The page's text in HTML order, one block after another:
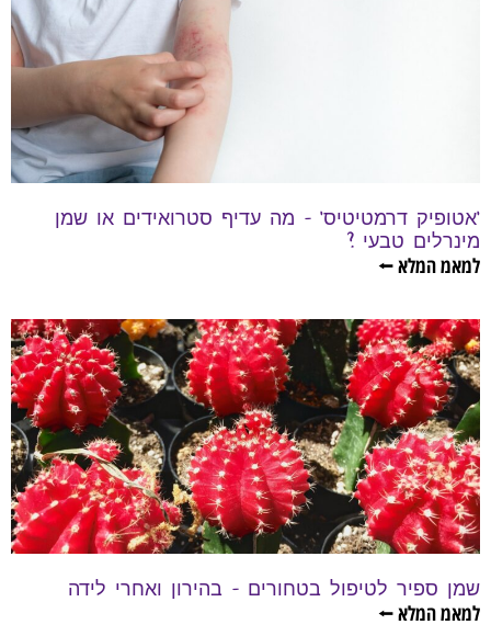
'אטופיק דרמטיטיס' – מה עדיף סטרואידים או שמן
מינרלים טבעי ?
למאמ המלא ⭠
שמן ספיר לטיפול בטחורים – בהירון ואחרי לידה
למאמ המלא ⭠